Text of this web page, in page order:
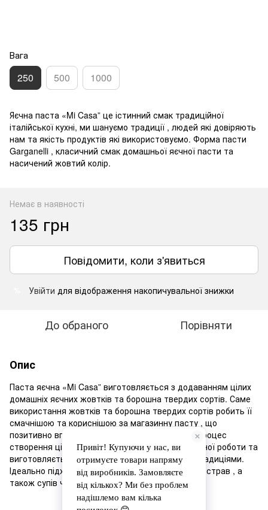
Вага
250 500 1000
Яєчна паста «Mi Casa” це істинний смак традиційної
італійської кухні, ми шануємо традиції , людей які довіряють
нам та якість продуктів які використовуємо. Форма пасти
Garganelli , класичний смак домашньої яєчної пасти та
насичений жовтий колір.
Немає в наявності
135 грн
Повідомити, коли з'явиться
Увійти для відображення накопичувальної знижки
До обраного Порівняти
Опис
Паста яєчна «Mi Casa” виготовляється з додаванням цілих
домашніх яєчних жовтків та борошна твердих сортів. Саме
використання жовтків та борошна твердих сортів робить її
смачнішою та кориснішою за магазинну пасту , що
позитивно впливає на здоров’я людини. Весь процес
створення цієї пасти здійснюється шляхом ручної роботи та
виготовляється за італійськими рецептами і традиціями.
Ідеально підходить для приготування основних страв , а
також супів чи бульйонів з пастою.